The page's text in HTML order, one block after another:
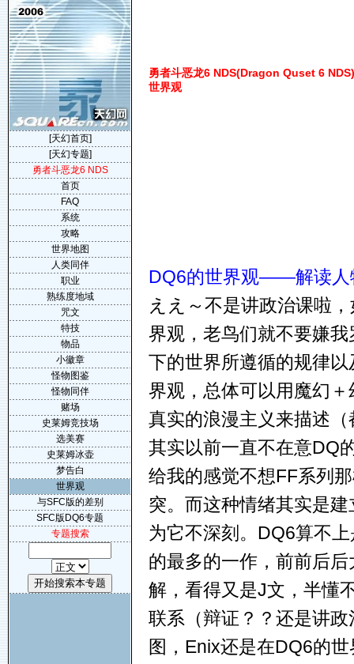
勇者斗恶龙6 NDS(Dragon Quset 6
世界观
DQ6的世界观——解读人
ええ～不是讲政治课啦
界观，老鸟们就不要嫌
下的世界所遵循的规律
界观，总体可以用魔幻
真实的浪漫主义来描述
其实以前一直不在意DQ
给我的感觉不想FF系列
突。而这种情绪其实是
为它不深刻。DQ6算不
的最多的一作，前前后
解，看得又是J文，半懂
联系（辩证？？还是讲
图，Enix还是在DQ6的
[天幻首页]
[天幻专题]
勇者斗恶龙6 NDS
首页
FAQ
系统
攻略
世界地图
人类同伴
职业
熟练度地域
咒文
特技
物品
小徽章
怪物图鉴
怪物同伴
赌场
史莱姆竞技场
选美赛
史莱姆冰壶
梦告白
世界观
与SFC版的差别
SFC版DQ6专题
专题搜索